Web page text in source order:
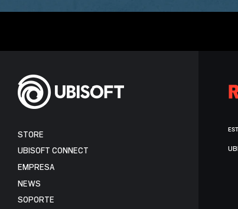
STORE
UBISOFT CONNECT
EMPRESA
NEWS
SOPORTE